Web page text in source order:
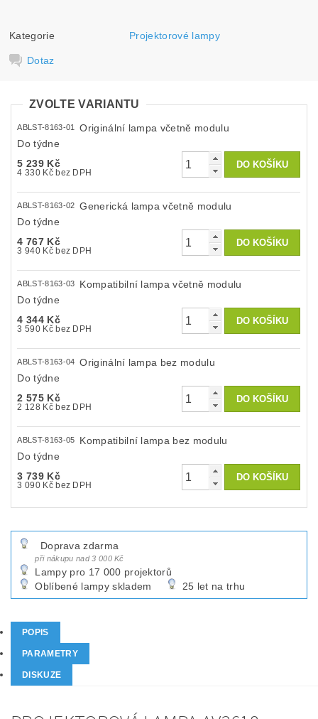
Kategorie Projektorové lampy
Dotaz
ZVOLTE VARIANTU
ABLST-8163-01
Originální lampa včetně modulu
Do týdne
5 239 Kč
4 330 Kč bez DPH
ABLST-8163-02
Generická lampa včetně modulu
Do týdne
4 767 Kč
3 940 Kč bez DPH
ABLST-8163-03
Kompatibilní lampa včetně modulu
Do týdne
4 344 Kč
3 590 Kč bez DPH
ABLST-8163-04
Originální lampa bez modulu
Do týdne
2 575 Kč
2 128 Kč bez DPH
ABLST-8163-05
Kompatibilní lampa bez modulu
Do týdne
3 739 Kč
3 090 Kč bez DPH
Doprava zdarma
při nákupu nad 3 000 Kč
Lampy pro 17 000 projektorů
Oblíbené lampy skladem
25 let na trhu
POPIS
PARAMETRY
DISKUZE